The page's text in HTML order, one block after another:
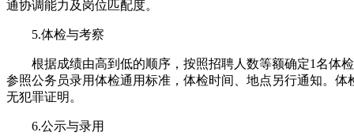
通协调能力及岗位匹配度。
5.体检与考察
根据成绩由高到低的顺序，按照招聘人数等额确定1名体
参照公务员录用体检通用标准，体检时间、地点另行通知。体
无犯罪证明。
6.公示与录用